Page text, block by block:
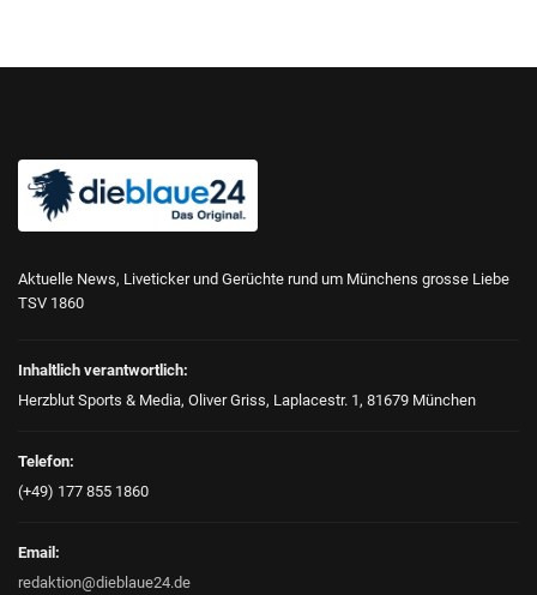
Aktuelle News, Liveticker und Gerüchte rund um Münchens grosse Liebe
TSV 1860
Inhaltlich verantwortlich:
Herzblut Sports & Media, Oliver Griss, Laplacestr. 1, 81679 München
Telefon:
(+49) 177 855 1860
Email:
redaktion@dieblaue24.de